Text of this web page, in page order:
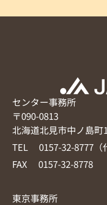
センター事務所
〒090-0813
北海道北見市中ノ島町
TEL 0157-32-8777（
FAX 0157-32-8778
東京事務所